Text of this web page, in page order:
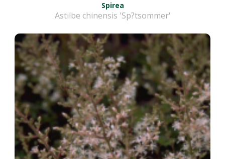
Spirea
Astilbe chinensis 'Sp?tsommer'